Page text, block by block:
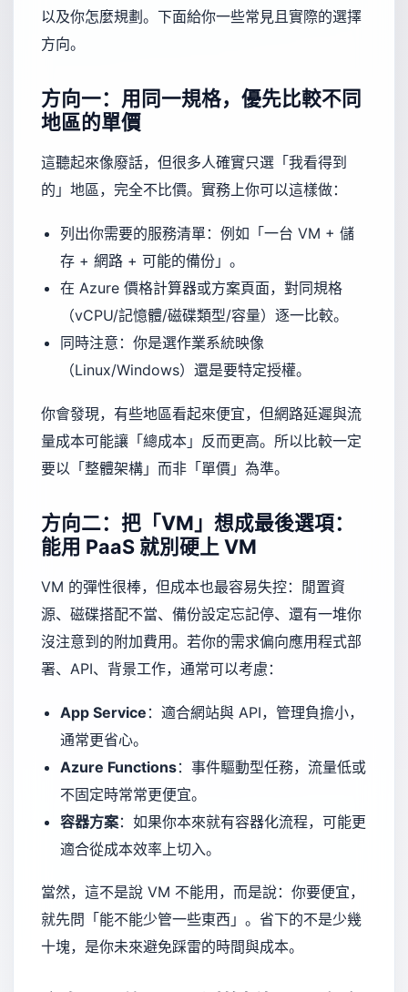
以及你怎麼規劃。下面給你一些常見且實際的選擇
方向。
方向一：用同一規格，優先比較不同
地區的單價
這聽起來像廢話，但很多人確實只選「我看得到
的」地區，完全不比價。實務上你可以這樣做：
列出你需要的服務清單：例如「一台 VM + 儲
存 + 網路 + 可能的備份」。
在 Azure 價格計算器或方案頁面，對同規格
（vCPU/記憶體/磁碟類型/容量）逐一比較。
同時注意：你是選作業系統映像
（Linux/Windows）還是要特定授權。
你會發現，有些地區看起來便宜，但網路延遲與流
量成本可能讓「總成本」反而更高。所以比較一定
要以「整體架構」而非「單價」為準。
方向二：把「VM」想成最後選項：
能用 PaaS 就別硬上 VM
VM 的彈性很棒，但成本也最容易失控：閒置資
源、磁碟搭配不當、備份設定忘記停、還有一堆你
沒注意到的附加費用。若你的需求偏向應用程式部
署、API、背景工作，通常可以考慮：
App Service ：適合網站與 API，管理負擔小，
通常更省心。
Azure Functions：事件驅動型任務，流量低或
不固定時常常更便宜。
容器方案：如果你本來就有容器化流程，可能更
適合從成本效率上切入。
當然，這不是說 VM 不能用，而是說：你要便宜，
就先問「能不能少管一些東西」。省下的不是少幾
十塊，是你未來避免踩雷的時間與成本。